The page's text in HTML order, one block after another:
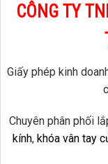
CÔNG TY
Giấy phép kinh
Chuyên phân phối
kính, khóa vân tay